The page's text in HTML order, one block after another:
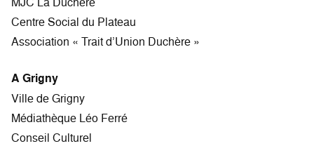
Centre Social du Plateau
Association « Trait d’Union Duchère »
A Grigny
Ville de Grigny
Médiathèque Léo Ferré
Conseil Culturel